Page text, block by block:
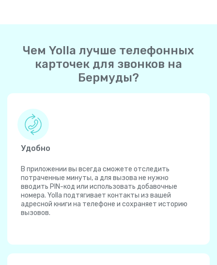
Чем Yolla лучше телефонных
карточек для звонков на
Бермуды?
Удобно
В приложении вы всегда сможете отследить
потраченные минуты, а для вызова не нужно
вводить PIN-код или использовать добавочные
номера. Yolla подтягивает контакты из вашей
адресной книги на телефоне и сохраняет историю
вызовов.